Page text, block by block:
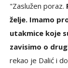
"Zaslužen poraz.
želje. Imamo
utakmice koje
zavisimo o
rekao je Dalić i